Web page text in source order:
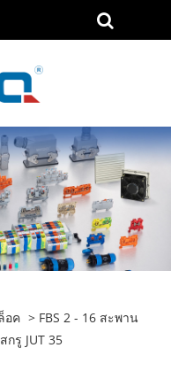
อค > FBS 2 - 16 สะพาน
รู JUT 35